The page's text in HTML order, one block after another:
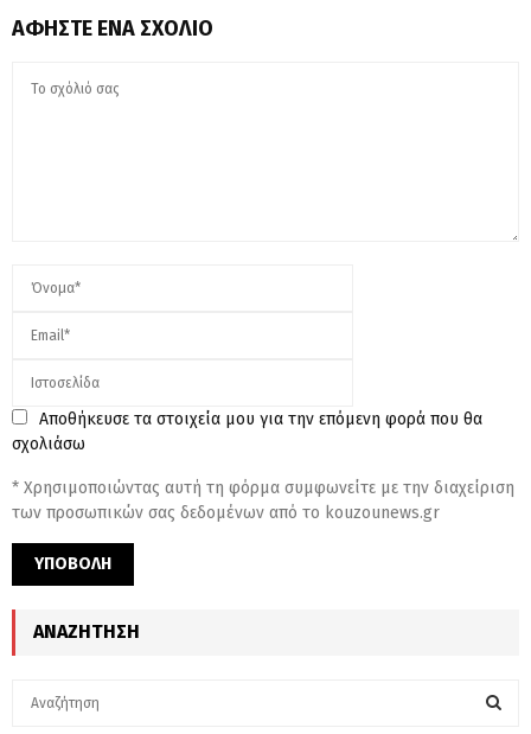
ΑΦΉΣΤΕ ΈΝΑ ΣΧΌΛΙΟ
Αποθήκευσε τα στοιχεία μου για την επόμενη φορά που θα
σχολιάσω
* Χρησιμοποιώντας αυτή τη φόρμα συμφωνείτε με την διαχείριση
των προσωπικών σας δεδομένων από το kouzounews.gr
ΑΝΑΖΉΤΗΣΗ